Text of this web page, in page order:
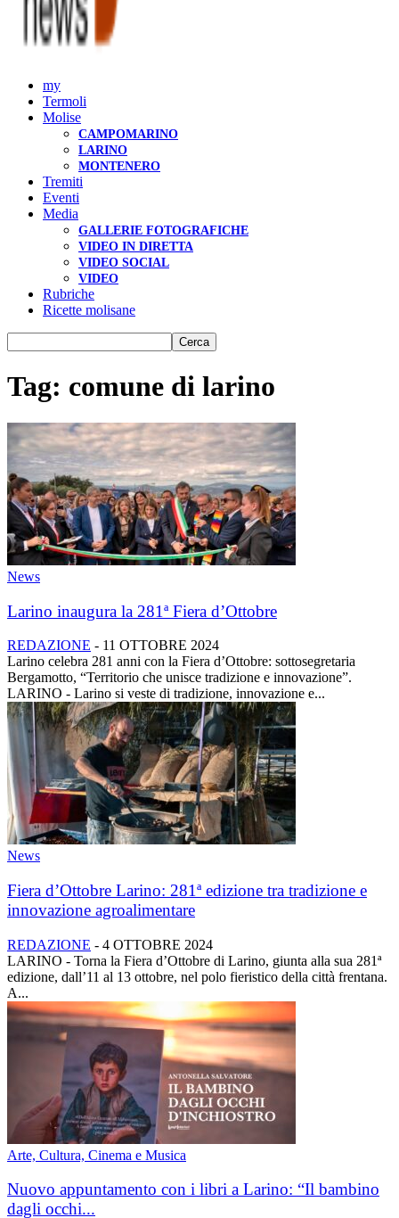
my
Termoli
Molise
CAMPOMARINO
LARINO
MONTENERO
Tremiti
Eventi
Media
GALLERIE FOTOGRAFICHE
VIDEO IN DIRETTA
VIDEO SOCIAL
VIDEO
Rubriche
Ricette molisane
Tag: comune di larino
News
Larino inaugura la 281ª Fiera d’Ottobre
REDAZIONE - 11 OTTOBRE 2024
Larino celebra 281 anni con la Fiera d’Ottobre: sottosegretaria
Bergamotto, “Territorio che unisce tradizione e innovazione”.
LARINO - Larino si veste di tradizione, innovazione e...
News
Fiera d’Ottobre Larino: 281ª edizione tra tradizione e
innovazione agroalimentare
REDAZIONE - 4 OTTOBRE 2024
LARINO - Torna la Fiera d’Ottobre di Larino, giunta alla sua 281ª
edizione, dall’11 al 13 ottobre, nel polo fieristico della città frentana.
A...
Arte, Cultura, Cinema e Musica
Nuovo appuntamento con i libri a Larino: “Il bambino
dagli occhi...